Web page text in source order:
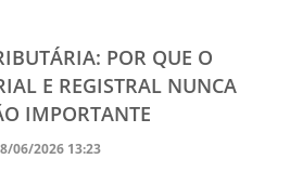
POR QUE O
E REGISTRAL NUNCA
IMPORTANTE
06/2026 13:23